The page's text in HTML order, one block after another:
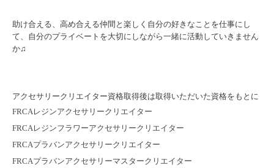
助け合える、高め合える仲間と楽しく自分の好きなことを仕事にし
て、自分のプライベートを大切にしながら一緒に活動していきません
か♫
アクセサリークリエイター資格取得後は取得いただいた資格をもとに
FRCAレジンアクセサリークリエイター
FRCAレジンフラワーアクセサリークリエイター
FRCAプラバンアクセサリークリエイター
FRCAプラバンアクセサリーマスタークリエイター